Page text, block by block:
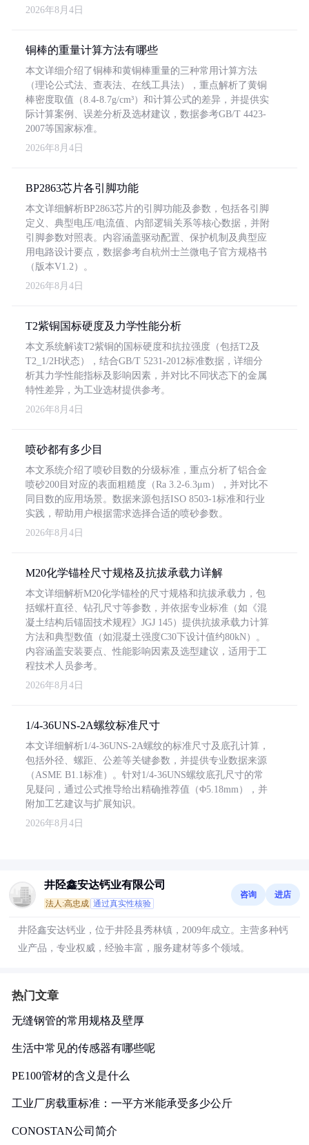
2026年8月4日
铜棒的重量计算方法有哪些
本文详细介绍了铜棒和黄铜棒重量的三种常用计算方法
（理论公式法、查表法、在线工具法），重点解析了黄铜
棒密度取值（8.4-8.7g/cm³）和计算公式的差异，并提供实
际计算案例、误差分析及选材建议，数据参考GB/T 4423-
2007等国家标准。
2026年8月4日
BP2863芯片各引脚功能
本文详细解析BP2863芯片的引脚功能及参数，包括各引脚
定义、典型电压/电流值、内部逻辑关系等核心数据，并附
引脚参数对照表。内容涵盖驱动配置、保护机制及典型应
用电路设计要点，数据参考自杭州士兰微电子官方规格书
（版本V1.2）。
2026年8月4日
T2紫铜国标硬度及力学性能分析
本文系统解读T2紫铜的国标硬度和抗拉强度（包括T2及
T2_1/2H状态），结合GB/T 5231-2012标准数据，详细分
析其力学性能指标及影响因素，并对比不同状态下的金属
特性差异，为工业选材提供参考。
2026年8月4日
喷砂都有多少目
本文系统介绍了喷砂目数的分级标准，重点分析了铝合金
喷砂200目对应的表面粗糙度（Ra 3.2-6.3μm），并对比不
同目数的应用场景。数据来源包括ISO 8503-1标准和行业
实践，帮助用户根据需求选择合适的喷砂参数。
2026年8月4日
M20化学锚栓尺寸规格及抗拔承载力详解
本文详细解析M20化学锚栓的尺寸规格和抗拔承载力，包
括螺杆直径、钻孔尺寸等参数，并依据专业标准（如《混
凝土结构后锚固技术规程》JGJ 145）提供抗拔承载力计算
方法和典型数值（如混凝土强度C30下设计值约80kN）。
内容涵盖安装要点、性能影响因素及选型建议，适用于工
程技术人员参考。
2026年8月4日
1/4-36UNS-2A螺纹标准尺寸
本文详细解析1/4-36UNS-2A螺纹的标准尺寸及底孔计算，
包括外径、螺距、公差等关键参数，并提供专业数据来源
（ASME B1.1标准）。针对1/4-36UNS螺纹底孔尺寸的常
见疑问，通过公式推导给出精确推荐值（Φ5.18mm），并
附加工艺建议与扩展知识。
2026年8月4日
井陉鑫安达钙业有限公司
法人:高忠成 通过真实性核验
咨询 进店
井陉鑫安达钙业，位于井陉县秀林镇，2009年成立。主营多种钙
业产品，专业权威，经验丰富，服务建材等多个领域。
热门文章
无缝钢管的常用规格及壁厚
生活中常见的传感器有哪些呢
PE100管材的含义是什么
工业厂房载重标准：一平方米能承受多少公斤
CONOSTAN公司简介